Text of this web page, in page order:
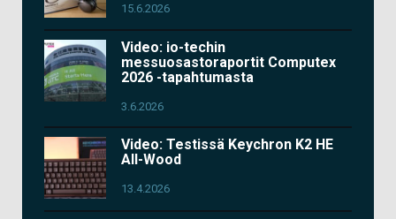
15.6.2026
Video: io-techin
messuosastoraportit Computex
2026 -tapahtumasta
3.6.2026
Video: Testissä Keychron K2 HE
All-Wood
13.4.2026